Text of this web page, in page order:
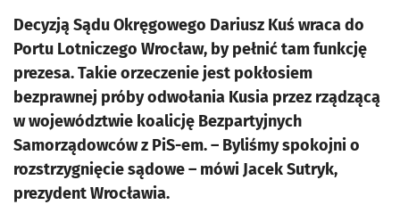
Decyzją Sądu Okręgowego Dariusz Kuś wraca do
Portu Lotniczego Wrocław, by pełnić tam funkcję
prezesa. Takie orzeczenie jest pokłosiem
bezprawnej próby odwołania Kusia przez rządzącą
w województwie koalicję Bezpartyjnych
Samorządowców z PiS-em. – Byliśmy spokojni o
rozstrzygnięcie sądowe – mówi Jacek Sutryk,
prezydent Wrocławia.